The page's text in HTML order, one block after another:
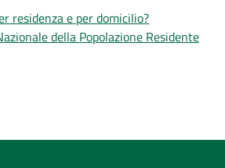
residenza e per domicilio?
della Popolazione Residente